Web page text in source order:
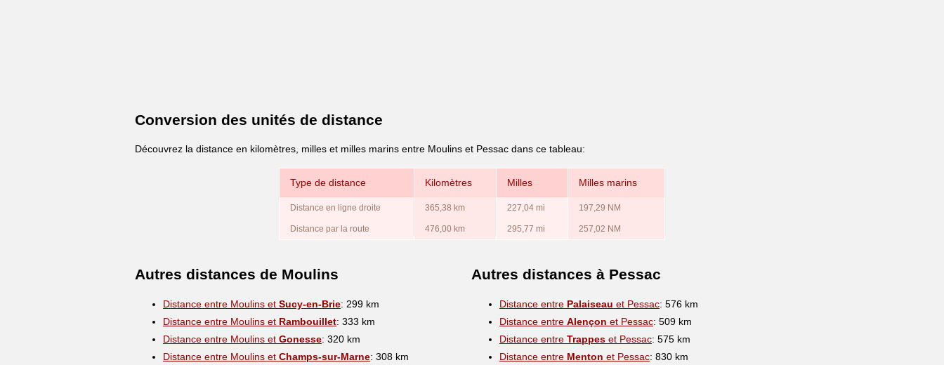
Conversion des unités de distance
Découvrez la distance en kilomètres, milles et milles marins entre Moulins et Pessac dans ce tableau:
Type de distance Kilomètres Milles Milles marins
Distance en ligne droite 365,38 km 227,04 mi 197,29 NM
Distance par la route 476,00 km 295,77 mi 257,02 NM
Autres distances de Moulins
Distance entre Moulins et Sucy-en-Brie: 299 km
Distance entre Moulins et Rambouillet: 333 km
Distance entre Moulins et Gonesse: 320 km
Distance entre Moulins et Champs-sur-Marne: 308 km
Autres distances à Pessac
Distance entre Palaiseau et Pessac: 576 km
Distance entre Alençon et Pessac: 509 km
Distance entre Trappes et Pessac: 575 km
Distance entre Menton et Pessac: 830 km